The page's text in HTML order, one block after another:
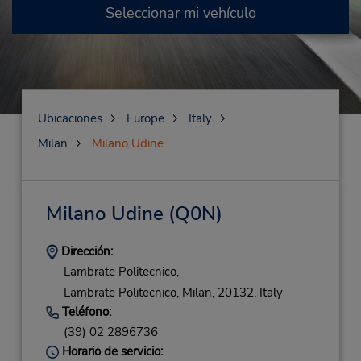
Seleccionar mi vehículo
Ubicaciones Europe
Italy
Milan
Milano Udine
Milano Udine (Q0N)
Dirección:
Lambrate Politecnico,
Lambrate Politecnico, Milan, 20132, Italy
Teléfono:
(39) 02 2896736
Horario de servicio: